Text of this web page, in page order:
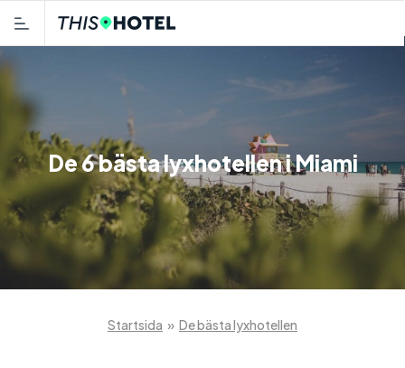
De 6 bästa lyxhotellen i Miami
Startsida » De bästa lyxhotellen